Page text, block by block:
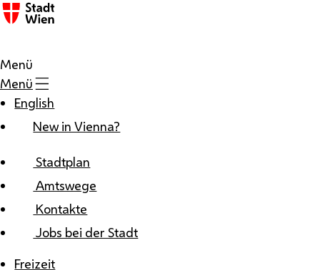
Zum Inhalt
Menü
Menü
English
New in Vienna?
Stadtplan
Amtswege
Kontakte
Jobs bei der Stadt
Freizeit